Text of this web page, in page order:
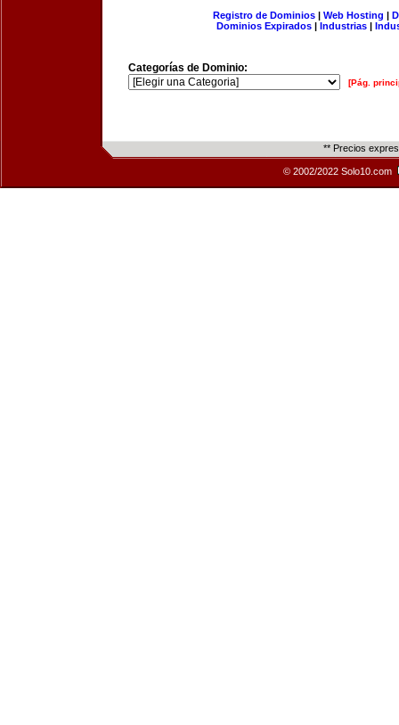
Registro de Dominios| Web Hosting |
Dominios Expirados | Industrias |
Categorías de Dominio:
[Pág.
** Precios
© 2002/2022 Solo10.com